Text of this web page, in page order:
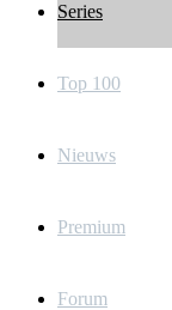
Series
Top 100
Nieuws
Premium
Forum